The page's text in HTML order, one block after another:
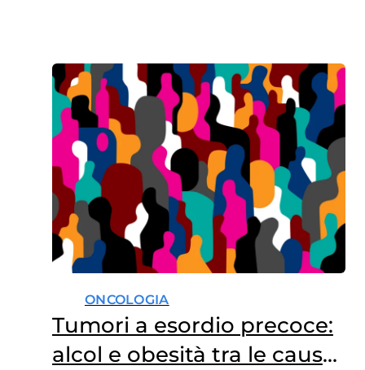
ONCOLOGIA
Tumori a esordio precoce:
alcol e obesità tra le cause